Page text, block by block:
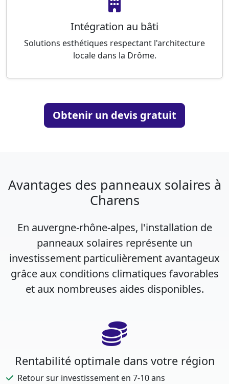
Intégration au bâti
Solutions esthétiques respectant l'architecture
locale dans la Drôme.
Obtenir un devis gratuit
Avantages des panneaux solaires à
Charens
En auvergne-rhône-alpes, l'installation de
panneaux solaires représente un
investissement particulièrement avantageux
grâce aux conditions climatiques favorables
et aux nombreuses aides disponibles.
Rentabilité optimale dans votre région
Retour sur investissement en 7-10 ans